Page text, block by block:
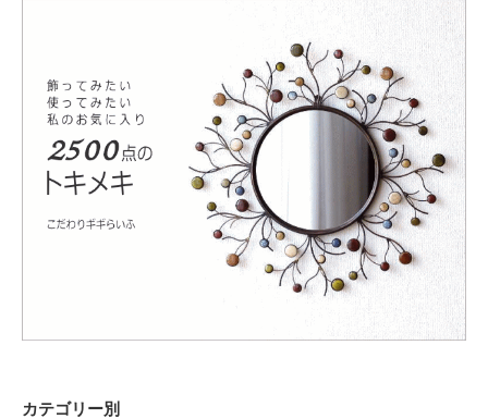
カテゴリー別